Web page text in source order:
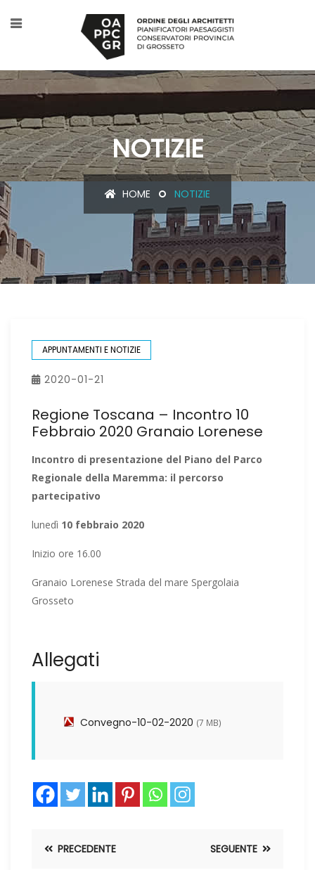
NOTIZIE
HOME NOTIZIE
APPUNTAMENTI E NOTIZIE
2020-01-21
Regione Toscana – Incontro 10
Febbraio 2020 Granaio Lorenese
Incontro di presentazione del Piano del Parco
Regionale della Maremma: il percorso
partecipativo
lunedì 10 febbraio 2020
Inizio ore 16.00
Granaio Lorenese Strada del mare Spergolaia
Grosseto
Allegati
Convegno-10-02-2020 (7 MB)
PRECEDENTE SEGUENTE